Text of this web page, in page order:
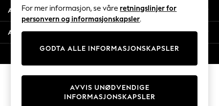
Trending: Clogs
Toy Story
THE SET
Coats & Jackets
Sweatshirts & Hoodies
Knitwear
Cardigans
Dresses
Avdelinger
Andre tjenester
For mer informasjon, se våre retningslinjer for
personvern og informasjonskapsler.
GODTA ALLE INFORMASJONSKAPSLER
AVVIS UNØDVENDIGE
INFORMASJONSKAPSLER